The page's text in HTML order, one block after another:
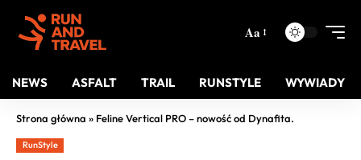
Aa
NEWS ASFALT TRAIL RUNSTYLE WYWIADY
Strona główna » Feline Vertical PRO – nowość od Dynafita.
RunStyle